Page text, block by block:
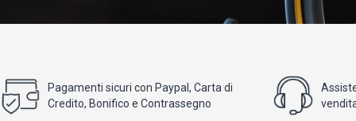
Pagamenti sicuri con Paypal, Carta di
Credito, Bonifico e Contrassegno